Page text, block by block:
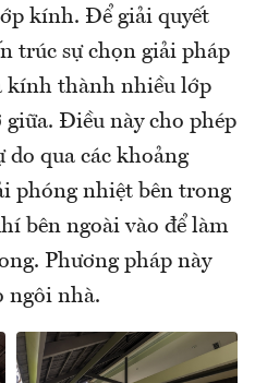
kính. Để giải quyết
trúc sự chọn giải pháp
kính thành nhiều lớp
Điều này cho phép
qua các khoảng
phóng nhiệt bên trong
bên ngoài vào để làm
Phương pháp này
ngôi nhà.